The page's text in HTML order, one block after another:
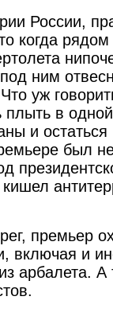
России,
когда
ним
уж
плыть в
и
был
премьер
включая и
арбалета. А